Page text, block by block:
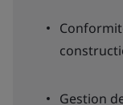
Gestion